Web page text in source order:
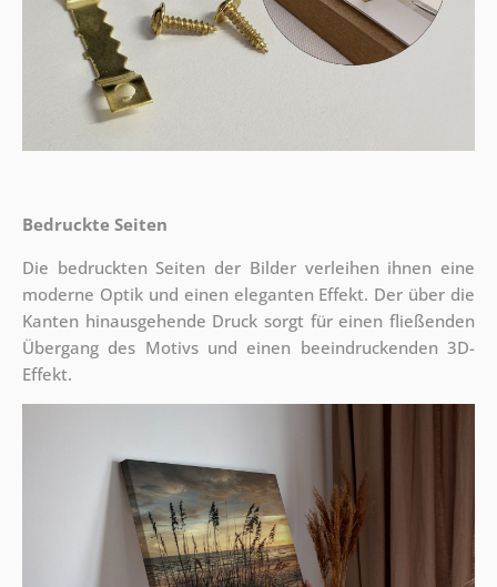
Bedruckte Seiten
Die bedruckten Seiten der Bilder verleihen ihnen eine
moderne Optik und einen eleganten Effekt. Der über die
Kanten hinausgehende Druck sorgt für einen fließenden
Übergang des Motivs und einen beeindruckenden 3D-
Effekt.